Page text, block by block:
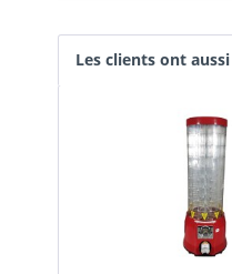
Les clients ont